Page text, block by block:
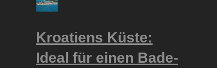
Kroatiens Küste:
Ideal für einen Bade-